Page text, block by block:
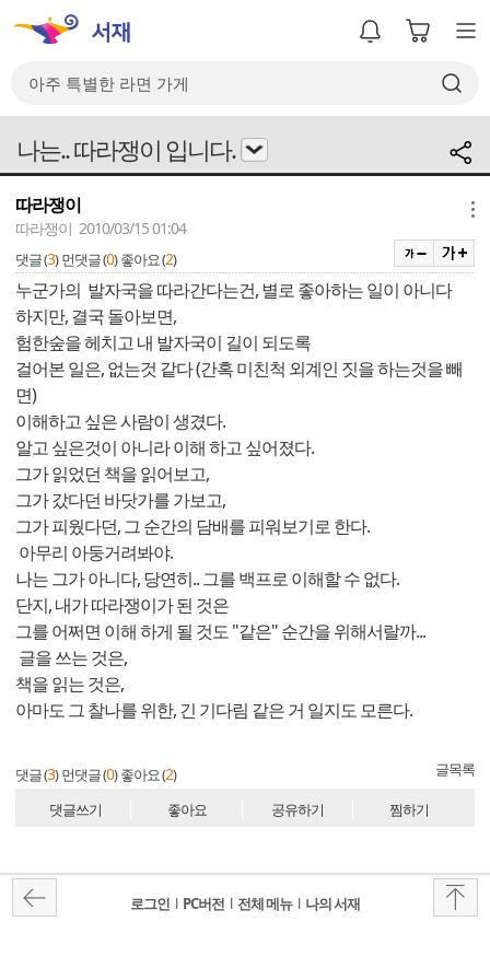
나는.. 따라쟁이 입니다.
따라쟁이
따라쟁이 2010/03/15 01:04
댓글 (3) 먼댓글 (0) 좋아요 (2)
누군가의 발자국을 따라간다는건, 별로 좋아하는 일이 아니다
하지만, 결국 돌아보면,
험한숲을 헤치고 내 발자국이 길이 되도록
걸어본 일은, 없는것 같다 (간혹 미친척 외계인 짓을 하는것을 빼
면)
이해하고 싶은 사람이 생겼다.
알고 싶은것이 아니라 이해 하고 싶어졌다.
그가 읽었던 책을 읽어보고,
그가 갔다던 바닷가를 가보고,
그가 피웠다던, 그 순간의 담배를 피워보기로 한다.
아무리 아둥거려봐야.
나는 그가 아니다, 당연히.. 그를 백프로 이해할 수 없다.
단지, 내가 따라쟁이가 된 것은
그를 어쩌면 이해 하게 될 것도 "같은" 순간을 위해서랄까...
글을 쓰는 것은,
책을 읽는 것은,
아마도 그 찰나를 위한, 긴 기다림 같은 거 일지도 모른다.
댓글 (3) 먼댓글 (0) 좋아요 (2) 글목록
댓글쓰기 좋아요 공유하기 찜하기
로그인 l PC버전 l 전체 메뉴 l 나의 서재